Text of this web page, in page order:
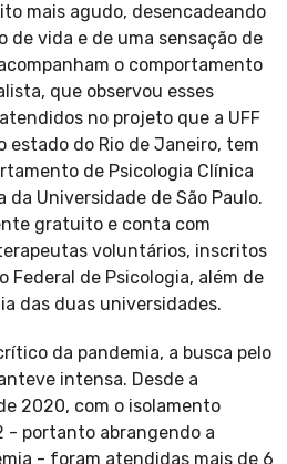
mais agudo, desencadeando
de vida e de uma sensação de
o comportamento
que observou esses
no projeto que a UFF
estado do Rio de Janeiro, tem
de Psicologia Clínica
Universidade de São Paulo.
gratuito e conta com
voluntários, inscritos
Federal de Psicologia, além de
das duas universidades.
da pandemia, a busca pelo
intensa. Desde a
2020, com o isolamento
- portanto abrangendo a
- foram atendidas mais de 6